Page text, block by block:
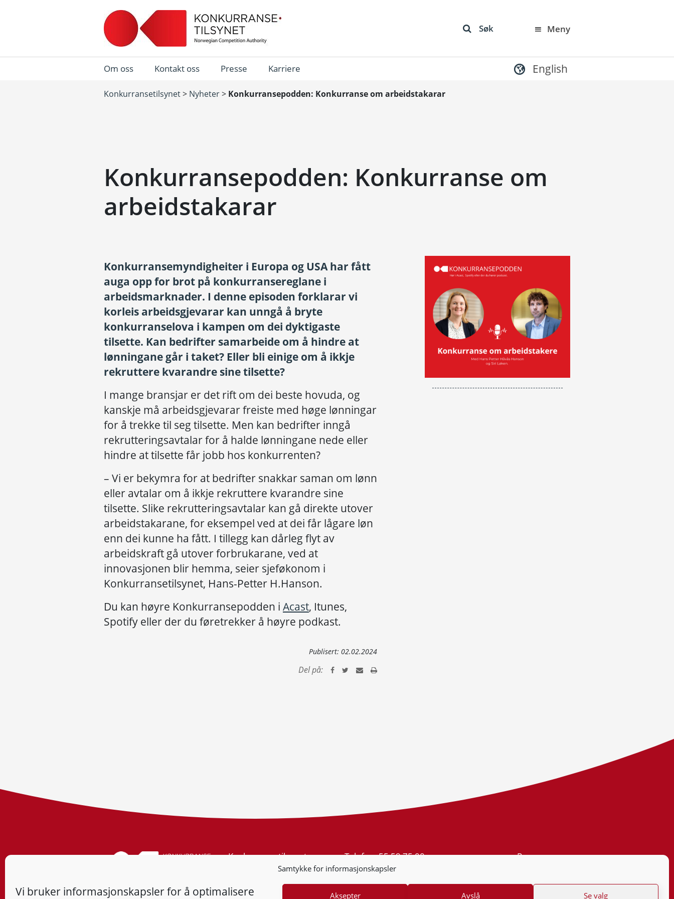
Samtykke for informasjonskapsler
Vi bruker informasjonskapsler for å optimalisere Aksepter Avslå Se valg
Søk Meny
Om oss Kontakt oss Presse Karriere English
Konkurransetilsynet> Nyheter> Konkurransepodden: Konkurranse om arbeidstakarar
Konkurransepodden: Konkurranse om
arbeidstakarar
Konkurransemyndigheiter i Europa og USA har fått
auga opp for brot på konkurransereglane i
arbeidsmarknader. I denne episoden forklarar vi
korleis arbeidsgjevarar kan unngå å bryte
konkurranselova i kampen om dei dyktigaste
tilsette. Kan bedrifter samarbeide om å hindre at
lønningane går i taket? Eller bli einige om å ikkje
rekruttere kvarandre sine tilsette?
I mange bransjar er det rift om dei beste hovuda, og
kanskje må arbeidsgjevarar freiste med høge lønningar
for å trekke til seg tilsette. Men kan bedrifter inngå
rekrutteringsavtalar for å halde lønningane nede eller
hindre at tilsette får jobb hos konkurrenten?
– Vi er bekymra for at bedrifter snakkar saman om lønn
eller avtalar om å ikkje rekruttere kvarandre sine
tilsette. Slike rekrutteringsavtalar kan gå direkte utover
arbeidstakarane, for eksempel ved at dei får lågare løn
enn dei kunne ha fått. I tillegg kan dårleg flyt av
arbeidskraft gå utover forbrukarane, ved at
innovasjonen blir hemma, seier sjeføkonom i
Konkurransetilsynet, Hans-Petter H.Hanson.
Du kan høyre Konkurransepodden i Acast, Itunes,
Spotify eller der du føretrekker å høyre podkast.
Publisert: 02.02.2024
Del på:
Konkurransetilsynet
Postboks 439 Sentrum
Org.nr: 974 761 246
Telefon:55 59 75 00
E-post:post@kt.no
Nyhetsvarsel >>
Personvern